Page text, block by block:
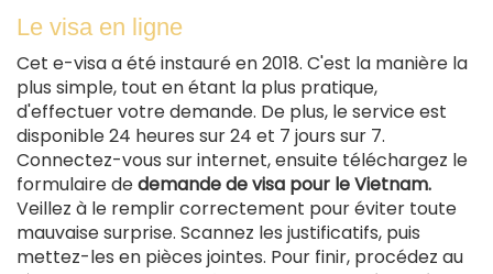
Le visa en ligne
Cet e-visa a été instauré en 2018. C'est la manière la
plus simple, tout en étant la plus pratique,
d'effectuer votre demande. De plus, le service est
disponible 24 heures sur 24 et 7 jours sur 7.
Connectez-vous sur internet, ensuite téléchargez le
formulaire dedemande de visa pour le Vietnam.
Veillez à le remplir correctement pour éviter toute
mauvaise surprise. Scannez les justificatifs, puis
mettez-les en pièces jointes. Pour finir, procédez au